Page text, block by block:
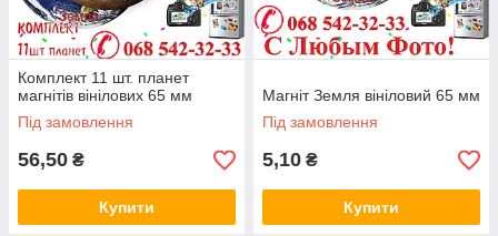
Комплект 11 шт. планет
магнітів вінілових 65 мм
Під замовлення
56,50 ₴
Купити
Магніт Земля вініловий 65 мм
Під замовлення
5,10 ₴
Купити